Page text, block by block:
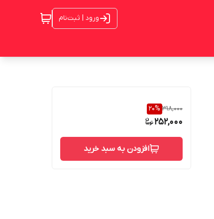
ورود | ثبت‌نام
318,000
20%
252,000
افزودن به سبد خرید